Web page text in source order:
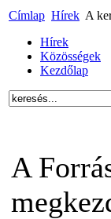
Címlap Hírek A
Hírek
Közösségek
Kezdőlap
A